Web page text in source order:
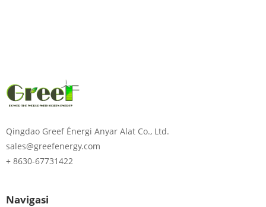
00:00
Qingdao Greef Énergi Anyar Alat Co., Ltd.
sales@greefenergy.com
+ 8630-67731422
Navigasi